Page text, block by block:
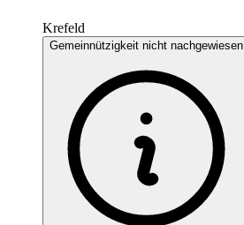
Krefeld
Gemeinnützigkeit nicht nachgewiesen